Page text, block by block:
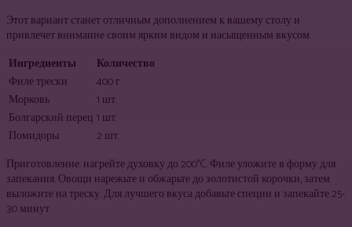
Этот вариант станет отличным дополнением к вашему столу и
привлечет внимание своим ярким видом и насыщенным вкусом.
Ингредиенты
Количество
Филе трески
400 г
Морковь
1 шт.
Болгарский перец 1 шт.
Помидоры
2 шт.
Приготовление: нагрейте духовку до 200°C. Филе уложите в форму для
запекания. Овощи нарежьте и обжарьте до золотистой корочки, затем
выложите на треску. Для лучшего вкуса добавьте специи и запекайте 25-
30 минут.